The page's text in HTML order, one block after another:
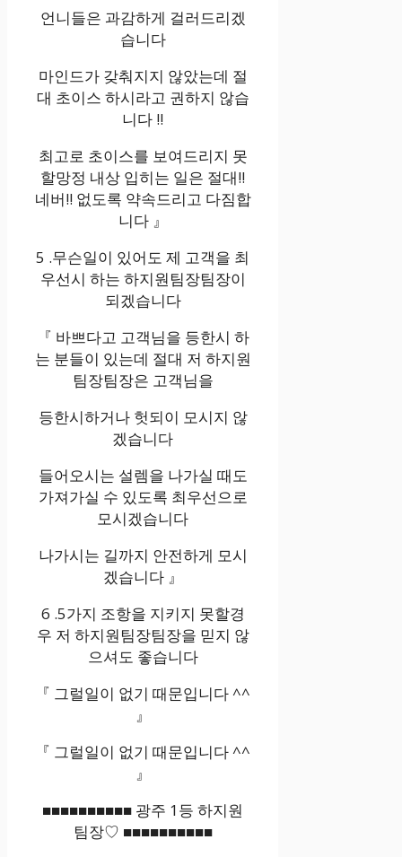
언니들은 과감하게 걸러드리겠
습니다
마인드가 갖춰지지 않았는데 절
대 초이스 하시라고 권하지 않습
니다 !!
최고로 초이스를 보여드리지 못
할망정 내상 입히는 일은 절대!!
네버!! 없도록 약속드리고 다짐합
니다 』
5 .무슨일이 있어도 제 고객을 최
우선시 하는 하지원팀장팀장이
되겠습니다
『 바쁘다고 고객님을 등한시 하
는 분들이 있는데 절대 저 하지원
팀장팀장은 고객님을
등한시하거나 헛되이 모시지 않
겠습니다
들어오시는 설렘을 나가실 때도
가져가실 수 있도록 최우선으로
모시겠습니다
나가시는 길까지 안전하게 모시
겠습니다 』
6 .5가지 조항을 지키지 못할경
우 저 하지원팀장팀장을 믿지 않
으셔도 좋습니다
『 그럴일이 없기 때문입니다 ^^
』
『 그럴일이 없기 때문입니다 ^^
』
■■■■■■■■■■ 광주 1등 하지원
팀장♡ ■■■■■■■■■■